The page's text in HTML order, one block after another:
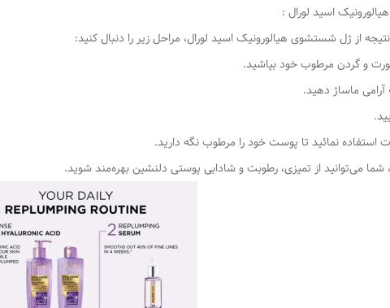
اسید لورال :
از ژل شستشوی هیالورونیک اسید لورال، مراحل زیر را دنبال کنید:
شما می‌توانید از تمیزی، رطوبت و شادابی پوستی دلنشین بهره‌مند شوید.